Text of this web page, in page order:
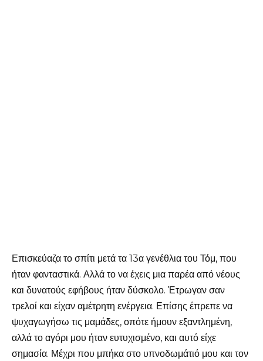
Επισκεύαζα το σπίτι μετά τα 13α γενέθλια του Τόμ, που
ήταν φανταστικά. Αλλά το να έχεις μια παρέα από νέους
και δυνατούς εφήβους ήταν δύσκολο. Έτρωγαν σαν
τρελοί και είχαν αμέτρητη ενέργεια. Επίσης έπρεπε να
ψυχαγωγήσω τις μαμάδες, οπότε ήμουν εξαντλημένη,
αλλά το αγόρι μου ήταν ευτυχισμένο, και αυτό είχε
σημασία. Μέχρι που μπήκα στο υπνοδωμάτιό μου και τον